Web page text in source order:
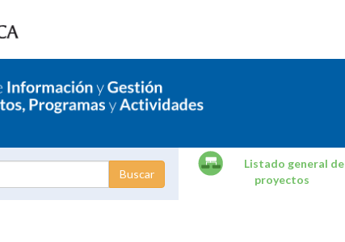
Listado general de
proyectos